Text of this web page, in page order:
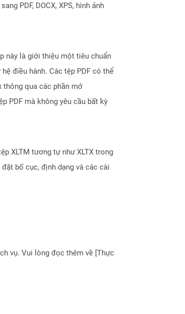
PDF, DOCX, XPS, hình ảnh
này là giới thiệu một tiêu chuẩn
điều hành. Các tệp PDF có thể
thông qua các phần mở
PDF mà không yêu cầu bất kỳ
XLTM tương tự như XLTX trong
bố cục, định dạng và các cài
vụ. Vui lòng đọc thêm về [Thực